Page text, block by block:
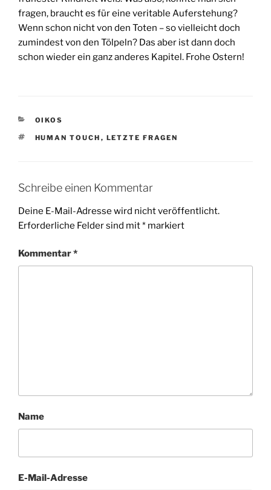
fragen, braucht es für eine veritable Auferstehung?
Wenn schon nicht von den Toten – so vielleicht doch
zumindest von den Tölpeln? Das aber ist dann doch
schon wieder ein ganz anderes Kapitel. Frohe Ostern!
KATEGORIEN
OIKOS
SCHLAGWÖRTER
HUMAN TOUCH , LETZTE FRAGEN
Schreibe einen Kommentar
Deine E-Mail-Adresse wird nicht veröffentlicht.
Erforderliche Felder sind mit* markiert
Kommentar*
Name
E-Mail-Adresse